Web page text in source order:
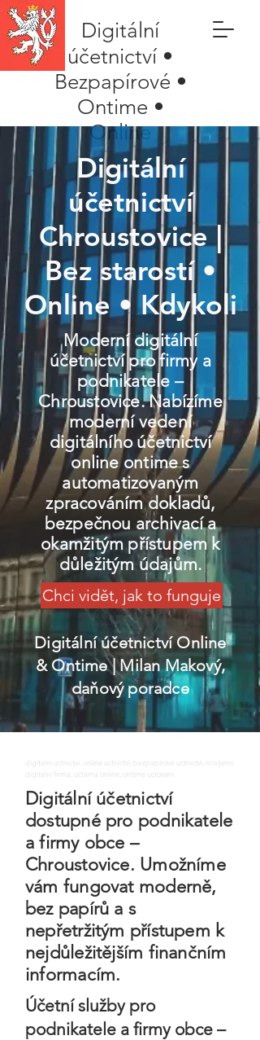
Digitální
účetnictví •
Bezpapírové •
Ontime •
Online
Digitální
účetnictví
Chroustovice |
Bez starostí •
Online • Kdykoli
Moderní digitální
účetnictví pro firmy a
podnikatele –
Chroustovice. Nabízíme
moderní vedení
digitálního účetnictví
online ontime s
automatizovaným
zpracováním dokladů,
bezpečnou archivací a
okamžitým přístupem k
důležitým údajům.
Chci vidět, jak to funguje
Digitální účetnictví Online
& Ontime| Milan Makový,
daňový poradce
digitalni uctnictvi, online uctnictvi, bezpapirove uctnictvi, moderni
digitalni firma, uctarna online, ontime uctovani
Digitální účetnictví
dostupné pro podnikatele
a firmy obce –
Chroustovice. Umožníme
vám fungovat moderně,
bez papírů a s
nepřetržitým přístupem k
nejdůležitějším finančním
informacím.
Účetní služby pro
podnikatele a firmy obce –